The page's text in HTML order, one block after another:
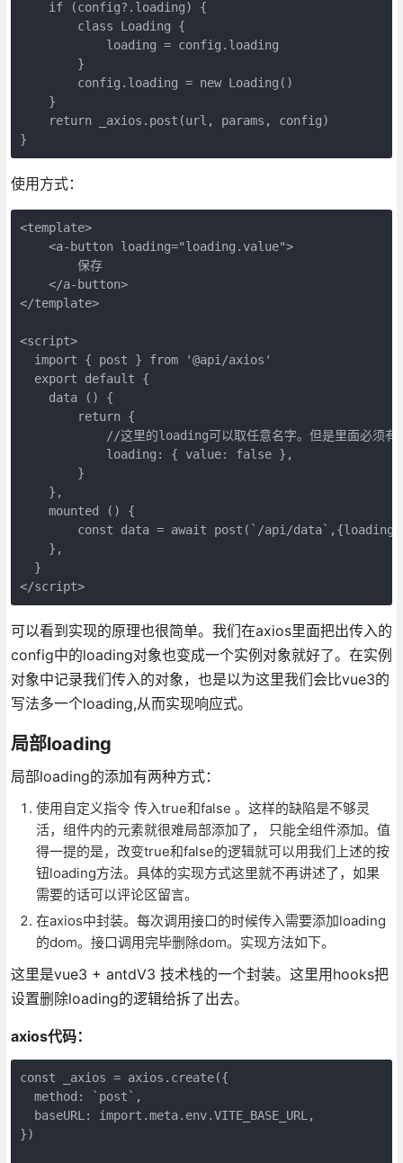
if (config?.loading) {
class Loading {
loading = config.loading
}
config.loading = new Loading()
}
    return _axios.post(url, params, config)
使用方式：
<template>
<a-button loading="loading.value">
保存
</a-button>
</template>
<script>
  import { post } from '@api/axios'
  export default {
data () {
return {
//这里的loading可以取任意名字。但是里面必须有
loading: { value: false },
}
},
mounted () {
const data = await post(`/api/
},
  }
</script>
可以看到实现的原理也很简单。我们在axios里面把出传入的
config中的loading对象也变成一个实例对象就好了。在实例
对象中记录我们传入的对象，也是以为这里我们会比vue3的
写法多一个loading,从而实现响应式。
局部loading
局部loading的添加有两种方式：
使用自定义指令 传入true和false 。这样的缺陷是不够灵
活，组件内的元素就很难局部添加了， 只能全组件添加。值
得一提的是，改变true和false的逻辑就可以用我们上述的按
钮loading方法。具体的实现方式这里就不再讲述了，如果
需要的话可以评论区留言。
在axios中封装。每次调用接口的时候传入需要添加loading
的dom。接口调用完毕删除dom。实现方法如下。
这里是vue3 + antdV3 技术栈的一个封装。这里用hooks把
设置删除loading的逻辑给拆了出去。
axios代码：
const _axios = axios.create({
  method: `post`,
  baseURL: import.meta.env.VITE_BASE_URL,
})